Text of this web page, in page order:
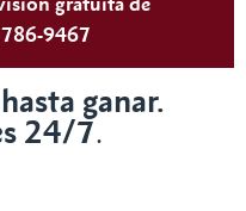
9467
ganar.
24/7.